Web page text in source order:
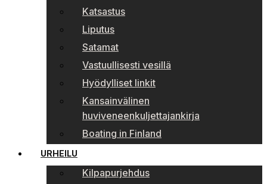
Katsastus
Liputus
Satamat
Vastuullisesti vesillä
Hyödylliset linkit
Kansainvälinen
huviveneenkuljettajankirja
Boating in Finland
URHEILU
Kilpapurjehdus